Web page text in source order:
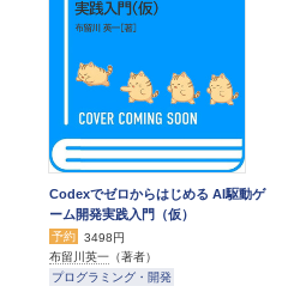
Codexでゼロからはじめる AI駆動ゲ
ーム開発実践入門（仮）
予約
3498円
布留川英一 （著者）
プログラミング・開発